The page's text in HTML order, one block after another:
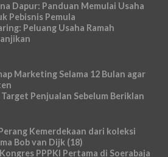
Dapur: Panduan Memulai Usaha
Pebisnis Pemula
Peluang Usaha Ramah
Marketing Selama 12 Bulan agar
Penjualan Sebelum Beriklan
Kemerdekaan dari koleksi
Bob van Dijk (18)
PPPKI Pertama di Soerabaja